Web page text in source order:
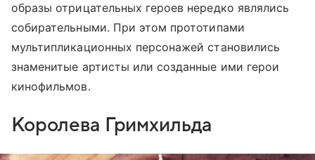
образы отрицательных героев нередко являлись
собирательными. При этом прототипами
мультипликационных персонажей становились
знаменитые артисты или созданные ими герои
кинофильмов.
Королева Гримхильда